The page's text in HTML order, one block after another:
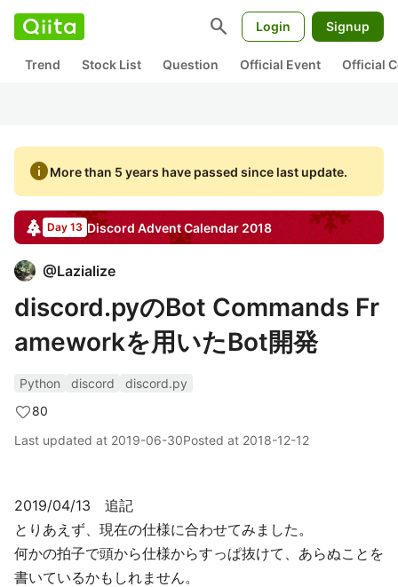
search Login Signup
Trend Stock List Question Official Event Official
infoMore than 5 years have passed since last update.
Day 13 Discord Advent Calendar 2018
@Lazialize
discord.pyのBot Commands Fr
ameworkを用いたBot開発
Python discord
discord.py
80
Last updated at 2019-06-30Posted at 2018-12-12
2019/04/13 追記
とりあえず、現在の仕様に合わせてみました。
何かの拍子で頭から仕様からすっぱ抜けて、あらぬことを
書いているかもしれません。